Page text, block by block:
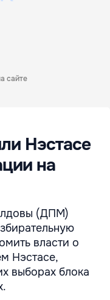
сайте
Нэстасе
на
(ДПМ)
власти о
Нэстасе,
выборах блока